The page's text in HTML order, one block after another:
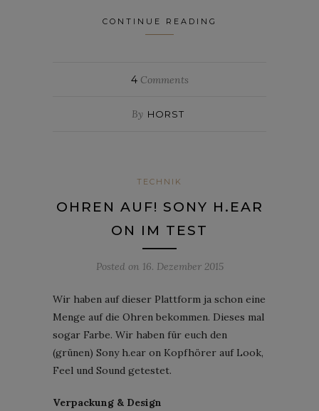
CONTINUE READING
4Comments
By HORST
TECHNIK
OHREN AUF! SONY H.EAR
ON IM TEST
Posted on 16. Dezember 2015
Wir haben auf dieser Plattform ja schon eine
Menge auf die Ohren bekommen. Dieses mal
sogar Farbe. Wir haben für euch den
(grünen) Sony h.ear on Kopfhörer auf Look,
Feel und Sound getestet.
Verpackung & Design